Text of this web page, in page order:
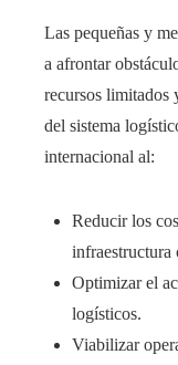
Las pequeñas y
a afrontar
recursos limitados
del sistema
internacional al:
Reducir los
infraestructura
Optimizar el
logísticos.
Viabilizar